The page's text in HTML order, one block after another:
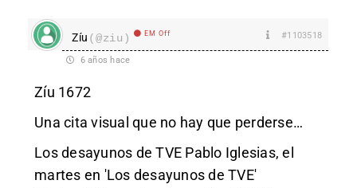
Zíu (@ziu) EM Off #1103518
6 años hace
Zíu 1672
Una cita visual que no hay que perderse…
Los desayunos de TVE Pablo Iglesias, el
martes en 'Los desayunos de TVE'